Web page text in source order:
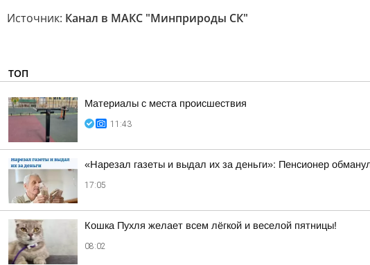
Источник: Канал в МАКС "Минприроды СК"
ТОП
Материалы с места происшествия
11:43
«Нарезал газеты и выдал их за деньги»: Пенсионер
17:05
Кошка Пухля желает всем лёгкой и веселой пятницы!
08:02